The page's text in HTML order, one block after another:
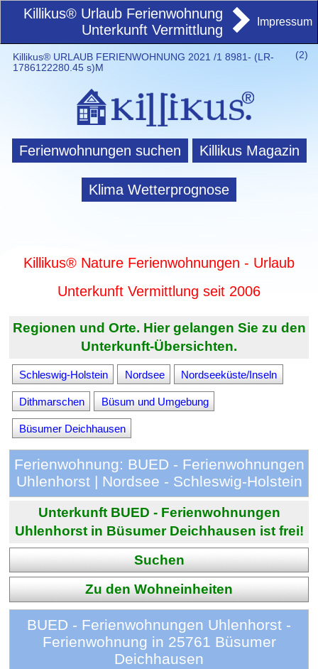
Killikus® Urlaub Ferienwohnung
Unterkunft Vermittlung
Impressum
(2)
Killikus® URLAUB FERIENWOHNUNG 2021 /1 8981- (LR-
1786122280.45 s)M
Ferienwohnungen suchen Killikus Magazin
Klima Wetterprognose
Killikus® Nature Ferienwohnungen - Urlaub
Unterkunft Vermittlung seit 2006
Regionen und Orte. Hier gelangen Sie zu den
Unterkunft-Übersichten.
Schleswig-Holstein Nordsee Nordseeküste/Inseln
Dithmarschen Büsum und Umgebung
Büsumer Deichhausen
Ferienwohnung: BUED - Ferienwohnungen
Uhlenhorst | Nordsee - Schleswig-Holstein
Unterkunft BUED - Ferienwohnungen
Uhlenhorst in Büsumer Deichhausen ist frei!
Suchen
Zu den Wohneinheiten
BUED - Ferienwohnungen Uhlenhorst -
Ferienwohnung in 25761 Büsumer
Deichhausen